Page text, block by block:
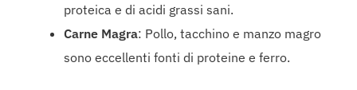
proteica e di acidi grassi sani.
Carne Magra: Pollo, tacchino e manzo magro
sono eccellenti fonti di proteine e ferro.